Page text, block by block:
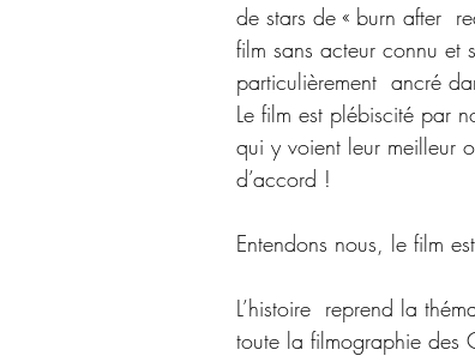
de stars de « burn after
film sans acteur connu et
particulièrement  ancré
Le film est plébiscité par
qui y voient leur meilleur
d’accord !
Entendons nous, le film
L’histoire  reprend la
toute la filmographie des